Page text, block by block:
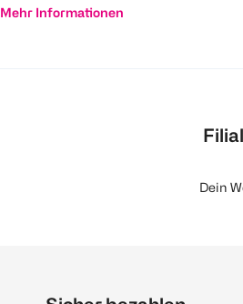
Mehr Informationen
Dein